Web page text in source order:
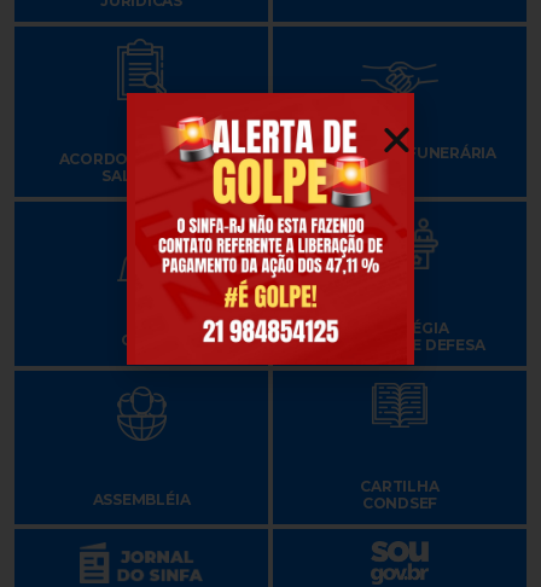
ACORDOS E TABELAS
SALARIAIS
ASSISTÊNCIA FUNERÁRIA
CSPB
ESTRATÉGIA
NACIONAL DE DEFESA
ASSEMBLÉIA
CARTILHA
CONDSEF